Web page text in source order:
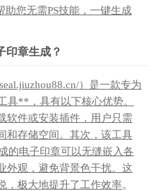
助您无需PS技能，一键生成
印章生成？
）是一款专为
具**，具有以下核心优势。
软件或安装插件，用户只需
和存储空间。其次，该工具
的电子印章可以无缝嵌入各
外观，避免背景色干扰。这
，极大地提升了工作效率。